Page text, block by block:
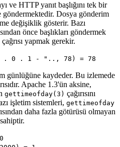
ve HTTP yanıt başlığını tek bir
göndermektedir. Dosya gönderim
değişiklik gösterir. Bazı
önce başlıkları göndermek
çağrısı yapmak gerekir.
. 0 . 1 - ".., 78) = 78
günlüğüne kaydeder. Bu izlemede
Apache 1.3'ün aksine,
gettimeofday(3) çağırısını
işletim sistemleri, gettimeofday
daha fazla götürüsü olmayan